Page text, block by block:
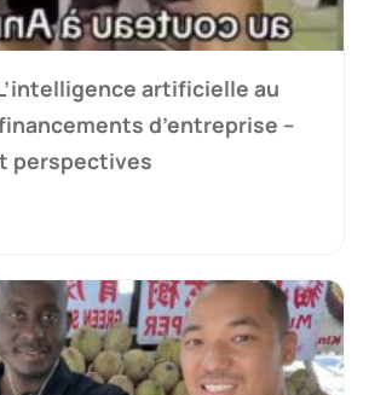
artificielle au
d’entreprise –
perspectives